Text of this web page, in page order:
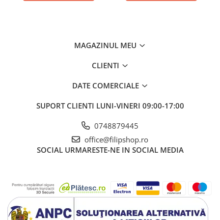
Magazin accesorii auto și detailing auto
*Garanția este valabilă 30 de zile începând de la data comenzii și
Vă rugăm să studiați fotografiile bine. În caz de retur nefondat
de cumpărător la trimitere. Dacă se returnează un alt produs
**Pentru orice problemă sau neclaritate nu ezitați să ne sunați la
numărul de telefon 0748 879 445 de luni până vineri între orele
09:00-17:00 sau aveți posibilitatea să ne lăsați un mesaj / email și
MAGAZINUL MEU
CLIENTI
DATE COMERCIALE
SUPORT CLIENTI LUNI-VINERI 09:00-17:00
0748879445
office@filipshop.ro
SOCIAL URMARESTE-NE IN SOCIAL MEDIA